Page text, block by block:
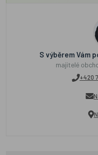
S výběrem Vám
majitelé
+420